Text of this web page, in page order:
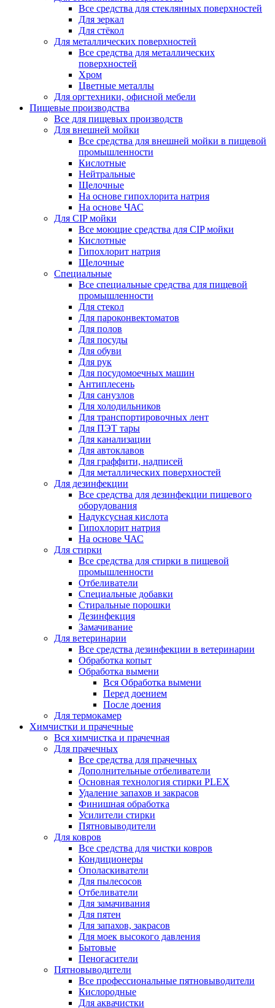
Все средства для стеклянных поверхностей
Для зеркал
Для стёкол
Для металлических поверхностей
Все средства для металлических
поверхностей
Хром
Цветные металлы
Для оргтехники, офисной мебели
Пищевые производства
Все для пищевых производств
Для внешней мойки
Все средства для внешней мойки в пищевой
промышленности
Кислотные
Нейтральные
Щелочные
На основе гипохлорита натрия
На основе ЧАС
Для CIP мойки
Все моющие средства для CIP мойки
Кислотные
Гипохлорит натрия
Щелочные
Специальные
Все специальные средства для пищевой
промышленности
Для стекол
Для пароконвектоматов
Для полов
Для посуды
Для обуви
Для рук
Для посудомоечных машин
Антиплесень
Для санузлов
Для холодильников
Для транспортировочных лент
Для ПЭТ тары
Для канализации
Для автоклавов
Для граффити, надписей
Для металлических поверхностей
Для дезинфекции
Все средства для дезинфекции пищевого
оборудования
Надуксусная кислота
Гипохлорит натрия
На основе ЧАС
Для стирки
Все средства для стирки в пищевой
промышленности
Отбеливатели
Специальные добавки
Стиральные порошки
Дезинфекция
Замачивание
Для ветеринарии
Все средства дезинфекции в ветеринарии
Обработка копыт
Обработка вымени
Вся Обработка вымени
Перед доением
После доения
Для термокамер
Химчистки и прачечные
Вся химчистка и прачечная
Для прачечных
Все средства для прачечных
Дополнительные отбеливатели
Основная технология стирки PLEX
Удаление запахов и закрасов
Финишная обработка
Усилители стирки
Пятновыводители
Для ковров
Все средства для чистки ковров
Кондиционеры
Ополаскиватели
Для пылесосов
Отбеливатели
Для замачивания
Для пятен
Для запахов, закрасов
Для моек высокого давления
Бытовые
Пеногасители
Пятновыводители
Все профессиональные пятновыводители
Кислородные
Для аквачистки